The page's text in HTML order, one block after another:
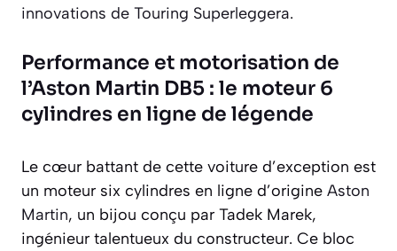
innovations de Touring Superleggera.
Performance et motorisation de
l’Aston Martin DB5 : le moteur 6
cylindres en ligne de légende
Le cœur battant de cette voiture d’exception est
un moteur six cylindres en ligne d’origine Aston
Martin, un bijou conçu par Tadek Marek,
ingénieur talentueux du constructeur. Ce bloc